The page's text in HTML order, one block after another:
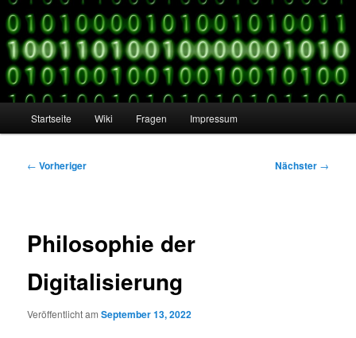
Zum
primären
Inhalt
springenphilocast
Startseite Wiki Fragen Impressum
Beitragsnavigation
← Vorheriger Nächster →
Philosophie der
Digitalisierung
Veröffentlicht amSeptember 13, 2022